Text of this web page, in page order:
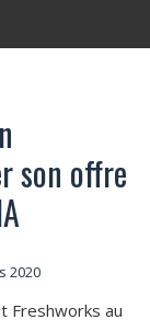
son offre
2020
Freshworks au